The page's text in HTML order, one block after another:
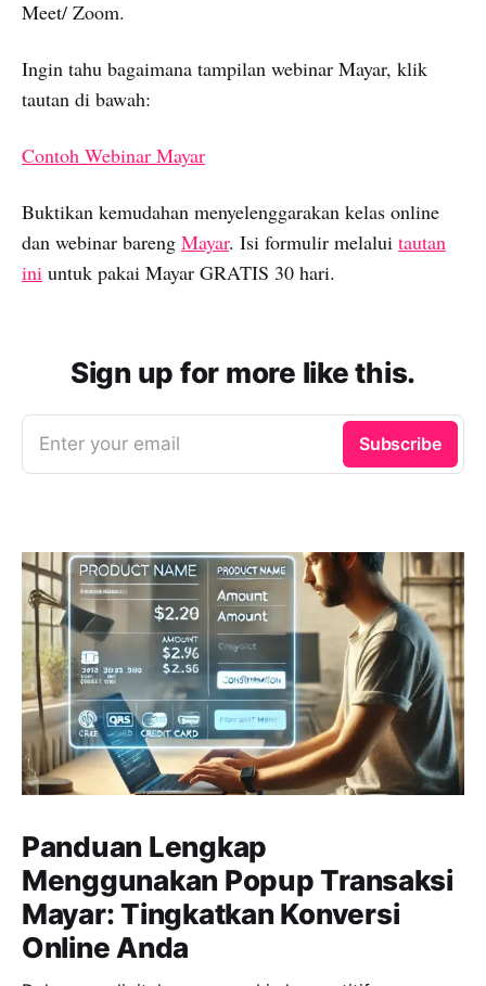
Meet/ Zoom.
Ingin tahu bagaimana tampilan webinar Mayar, klik
tautan di bawah:
Contoh Webinar Mayar
Buktikan kemudahan menyelenggarakan kelas online
dan webinar bareng Mayar. Isi formulir melalui tautan
ini untuk pakai Mayar GRATIS 30 hari.
Sign up for more like this.
Enter your email Subscribe
Panduan Lengkap
Menggunakan Popup Transaksi
Mayar: Tingkatkan Konversi
Online Anda